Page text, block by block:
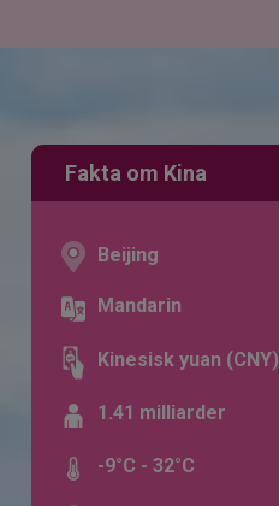
Fakta om Kina
Beijing
Mandarin
Kinesisk yuan (CNY)
1.41 milliarder
-9°C - 32°C